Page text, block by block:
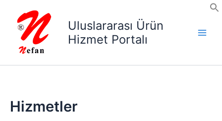
Uluslararası Ürün
Hizmet Portalı
Hizmetler